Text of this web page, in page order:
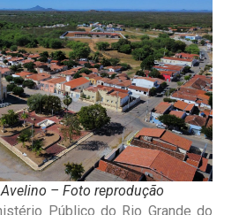
– Foto reprodução
Público do Rio Grande do